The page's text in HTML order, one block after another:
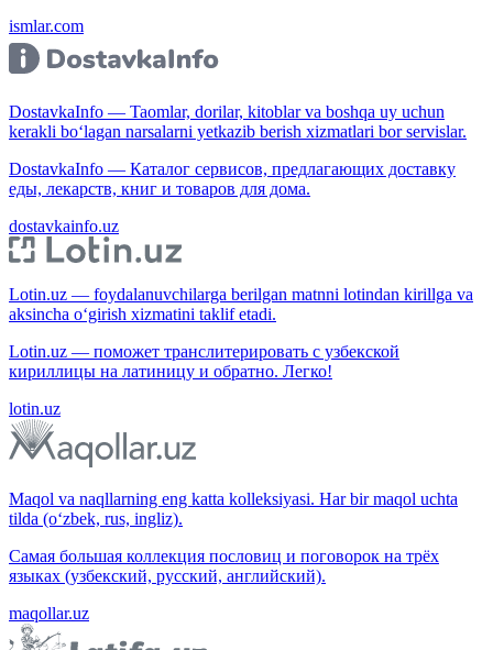
ismlar.com
DostavkaInfo — Taomlar, dorilar, kitoblar va boshqa uy uchun
kerakli bo‘lagan narsalarni yetkazib berish xizmatlari bor servislar.
DostavkaInfo — Каталог сервисов, предлагающих доставку
еды, лекарств, книг и товаров для дома.
dostavkainfo.uz
Lotin.uz — foydalanuvchilarga berilgan matnni lotindan kirillga va
aksincha o‘girish xizmatini taklif etadi.
Lotin.uz — поможет транслитерировать с узбекской
кириллицы на латиницу и обратно. Легко!
lotin.uz
Maqol va naqllarning eng katta kolleksiyasi. Har bir maqol uchta
tilda (o‘zbek, rus, ingliz).
Самая большая коллекция пословиц и поговорок на трёх
языках (узбекский, русский, английский).
maqollar.uz